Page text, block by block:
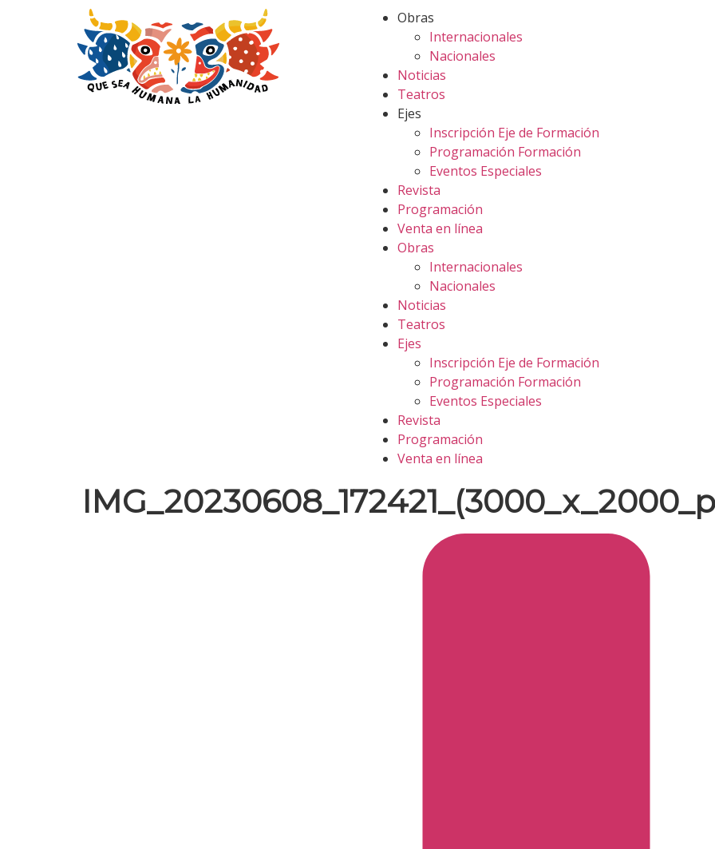
Obras
Internacionales
Nacionales
Noticias
Teatros
Ejes
Inscripción Eje de Formación
Programación Formación
Eventos Especiales
Revista
Programación
Venta en línea
Obras
Internacionales
Nacionales
Noticias
Teatros
Ejes
Inscripción Eje de Formación
Programación Formación
Eventos Especiales
Revista
Programación
Venta en línea